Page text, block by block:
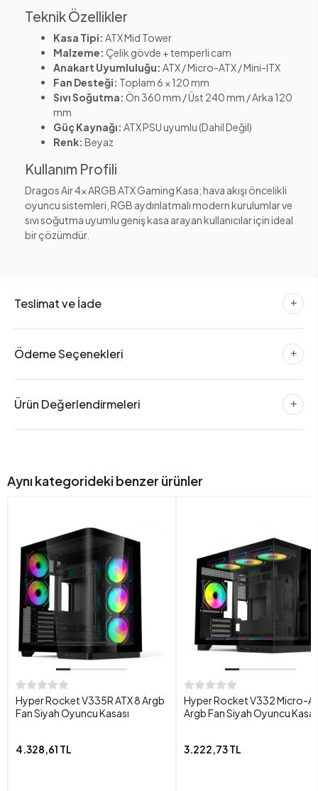
Teknik Özellikler
Kasa Tipi: ATX Mid Tower
Malzeme: Çelik gövde + temperli cam
Anakart Uyumluluğu: ATX / Micro-ATX / Mini-ITX
Fan Desteği: Toplam 6 × 120 mm
Sıvı Soğutma: Ön 360 mm / Üst 240 mm / Arka 120
mm
Güç Kaynağı: ATX PSU uyumlu (Dahil Değil)
Renk: Beyaz
Kullanım Profili
Dragos Air 4x ARGB ATX Gaming Kasa; hava akışı öncelikli
oyuncu sistemleri, RGB aydınlatmalı modern kurulumlar ve
sıvı soğutma uyumlu geniş kasa arayan kullanıcılar için ideal
bir çözümdür.
Teslimat ve İade
Ödeme Seçenekleri
Ürün Değerlendirmeleri
Aynı kategorideki benzer ürünler
Hyper Rocket V335R ATX 8 Argb
Fan Siyah Oyuncu Kasası
4.328,61 TL
Hyper Rocket V332 Micro-
Argb Fan Siyah Oyuncu
3.222,73 TL